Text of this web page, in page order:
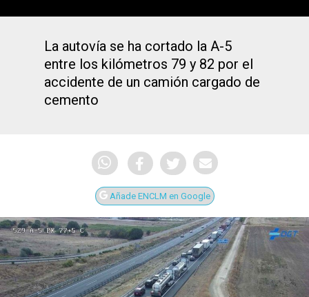
La autovía se ha cortado la A-5
entre los kilómetros 79 y 82 por el
accidente de un camión cargado de
cemento
Añade ENCLM en Google